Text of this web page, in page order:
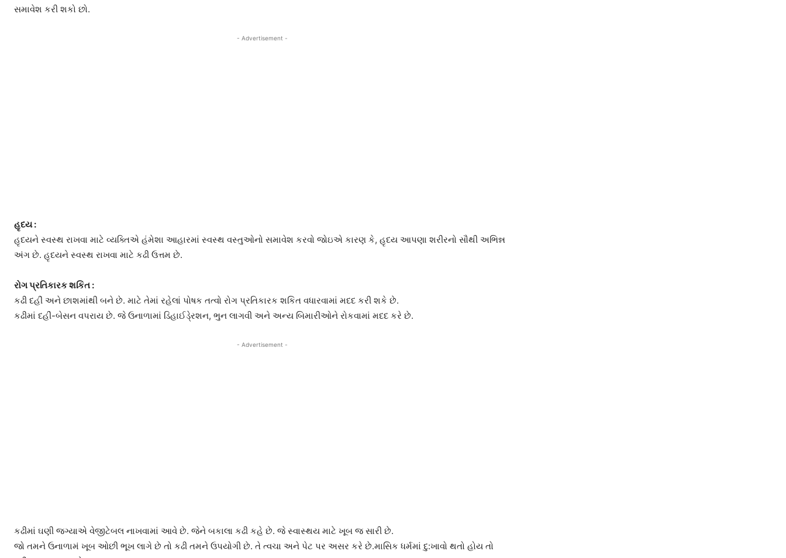
સમાવેશ કરી શકો છો.
- Advertisement -
હૃદય :
હૃદયને સ્વસ્થ રાખવા માટે વ્યક્તિએ હંમેશા આહારમાં સ્વસ્થ વસ્તુઓનો સમાવેશ કરવો જોઇએ કારણ કે, હૃદય આપણા શરીરનો સૌથી અભિન્ન
અંગ છે. હૃદયને સ્વસ્થ રાખવા માટે કઢી ઉત્તમ છે.
રોગ પ્રતિકારક શકિત :
કઢી દહીં અને છાશમાંથી બને છે. માટે તેમાં રહેલાં પોષક તત્વો રોગ પ્રતિકારક શકિત વધારવામાં મદદ કરી શકે છે.
કઢીમાં દહીં-બેસન વપરાય છે. જે ઉનાળામાં ડિહાઈડે્રશન, ભુન લાગવી અને અન્ય બિમારીઓને રોકવામાં મદદ કરે છે.
- Advertisement -
કઢીમાં ઘણી જગ્યાએ વેજીટેબલ નાખવામાં આવે છે. જેને બકાલા કઢી કહે છે. જે સ્વાસ્થય માટે ખૂબ જ સારી છે.
જો તમને ઉનાળામં ખૂબ ઓછી ભૂખ લાગે છે તો કઢી તમને ઉપયોગી છે. તે ત્વચા અને પેટ પર અસર કરે છે.માસિક ધર્મમાં દુ:ખાવો થતો હોય તો